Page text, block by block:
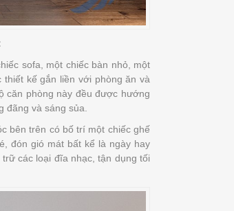
sofa, một chiếc bàn nhỏ, một
kế gắn liền với phòng ăn và
căn phòng này đều được hướng
đãng và sáng sủa.
bên trên có bố trí một chiếc ghế
đón gió mát bất kể là ngày hay
các loại đĩa nhạc, tận dụng tối